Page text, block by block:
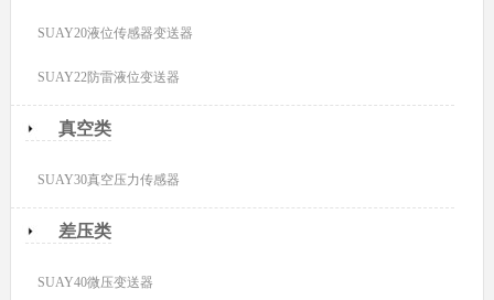
SUAY20液位传感器变送器
SUAY22防雷液位变送器
真空类
SUAY30真空压力传感器
差压类
SUAY40微压变送器